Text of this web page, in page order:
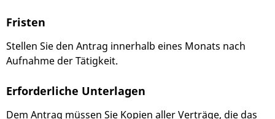
Fristen
Stellen Sie den Antrag innerhalb eines Monats nach
Aufnahme der Tätigkeit.
Erforderliche Unterlagen
Dem Antrag müssen Sie Kopien aller Verträge, die das